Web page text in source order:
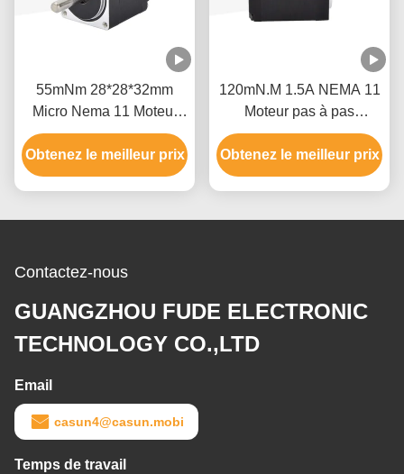
55mNm 28*28*32mm
Micro Nema 11 Moteur
pas à pas 0.42A Casun
5V Moteur pas à pas pour
équipement médical
Obtenez le meilleur prix
120mN.M 1.5A NEMA 11
Moteur pas à pas
28x28x45mm Casun
Moteur pas à pas pour
Robot
Obtenez le meilleur prix
Contactez-nous
GUANGZHOU FUDE ELECTRONIC
TECHNOLOGY CO.,LTD
Email
casun4@casun.mobi
Temps de travail